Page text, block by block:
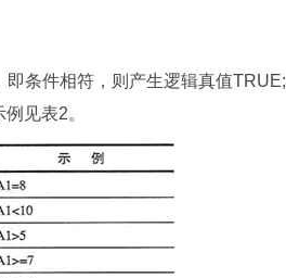
条件相符，则产生逻辑真值TRUE;
见表2。